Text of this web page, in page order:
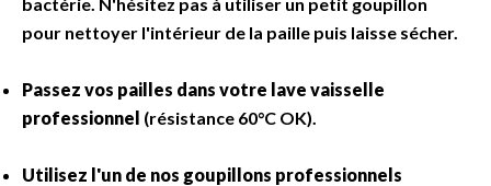
pour nettoyer l'intérieur de la paille puis laisse sécher.
Passez vos pailles dans votre lave vaisselle
professionnel (résistance 60°C OK).
Utilisez l'un de nos goupillons professionnels